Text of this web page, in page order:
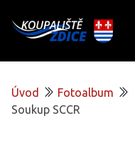
Úvod Fotoalbum
Soukup SCCR